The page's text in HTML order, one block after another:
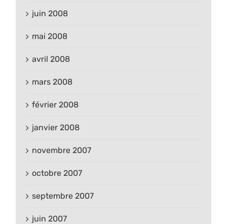
juin 2008
mai 2008
avril 2008
mars 2008
février 2008
janvier 2008
novembre 2007
octobre 2007
septembre 2007
juin 2007